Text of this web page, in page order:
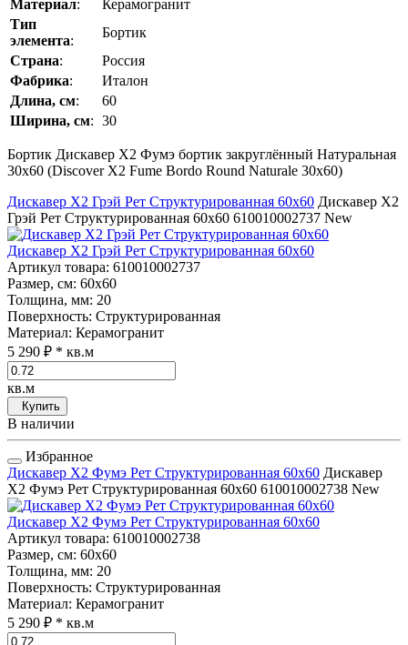
Материал:
Керамогранит
Тип
элемента:
Бортик
Страна:
Россия
Фабрика:
Италон
Длина, см:
60
Ширина, см: 30
Бортик Дискавер Х2 Фумэ бортик закруглённый Натуральная
30x60 (Discover Х2 Fume Bordo Round Naturale 30x60)
Дискавер Х2 Грэй Рет Структурированная 60x60 Дискавер Х2
Грэй Рет Структурированная 60x60 610010002737 New
Дискавер Х2 Грэй Рет Структурированная 60x60
Артикул товара: 610010002737
Размер, см: 60x60
Толщина, мм: 20
Поверхность: Структурированная
Материал: Керамогранит
5 290 ₽ * кв.м
кв.м
Купить
В наличии
Избранное
Дискавер Х2 Фумэ Рет Структурированная 60x60 Дискавер
Х2 Фумэ Рет Структурированная 60x60 610010002738 New
Дискавер Х2 Фумэ Рет Структурированная 60x60
Артикул товара: 610010002738
Размер, см: 60x60
Толщина, мм: 20
Поверхность: Структурированная
Материал: Керамогранит
5 290 ₽ * кв.м